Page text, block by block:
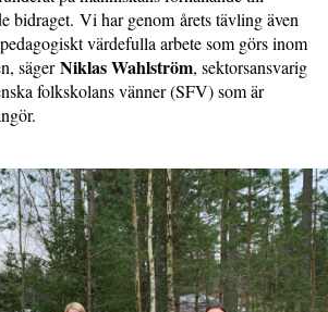
bidraget. Vi har genom årets tävling även
värdefulla arbete som görs inom
sägerNiklas Wahlström, sektorsansvarig
folkskolans vänner (SFV) som är